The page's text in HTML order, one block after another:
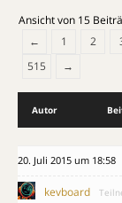
Ansicht von 15
←
1 2
515
→
Autor
20. Juli 2015 um 18:58
kevboard